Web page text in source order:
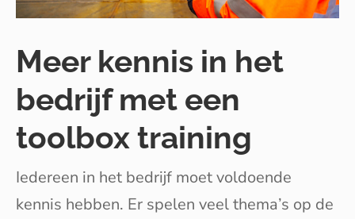
Meer kennis in het
bedrijf met een
toolbox training
Iedereen in het bedrijf moet voldoende
kennis hebben. Er spelen veel thema’s op de